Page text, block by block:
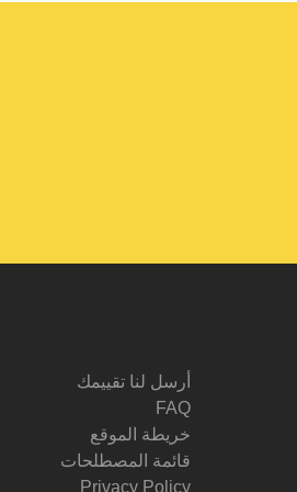
أرسل لنا تقييمك
FAQ
خريطة الموقع
قائمة المصطلحات
Privacy Policy